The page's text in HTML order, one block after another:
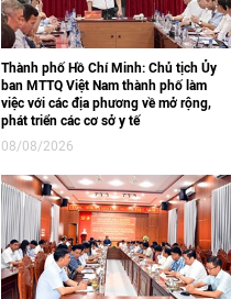
Thành phố Hồ Chí Minh: Chủ tịch Ủy
ban MTTQ Việt Nam thành phố làm
việc với các địa phương về mở rộng,
phát triển các cơ sở y tế
08/08/2026